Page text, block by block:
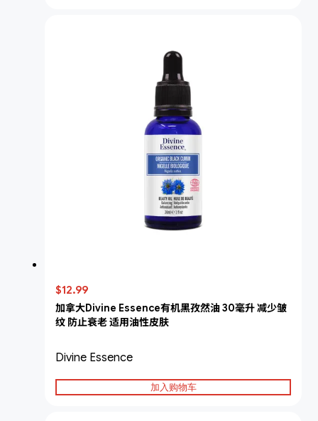
$12.99
加拿大Divine Essence有机黑孜然油 30毫升 减少皱
纹 防止衰老 适用油性皮肤
Divine Essence
加入购物车